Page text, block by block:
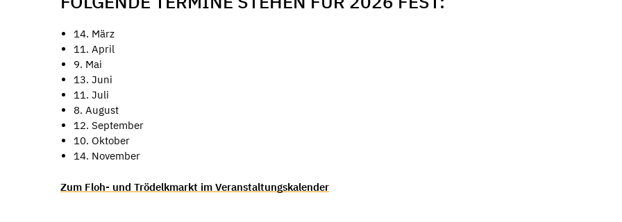
14. März
11. April
9. Mai
13. Juni
11. Juli
8. August
12. September
10. Oktober
14. November
Zum Floh- und Trödelkmarkt im Veranstaltungskalender